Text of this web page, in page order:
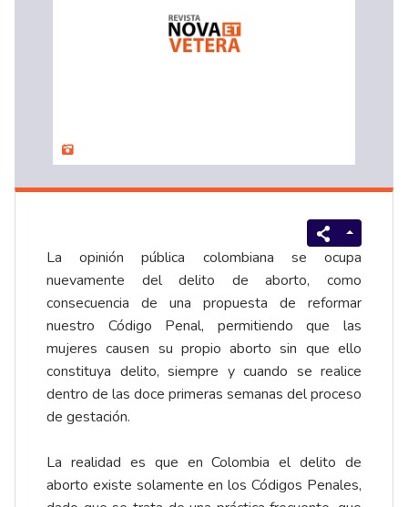
La opinión pública colombiana se ocupa
nuevamente del delito de aborto, como
consecuencia de una propuesta de reformar
nuestro Código Penal, permitiendo que las
mujeres causen su propio aborto sin que ello
constituya delito, siempre y cuando se realice
dentro de las doce primeras semanas del proceso
de gestación.
La realidad es que en Colombia el delito de
aborto existe solamente en los Códigos Penales,